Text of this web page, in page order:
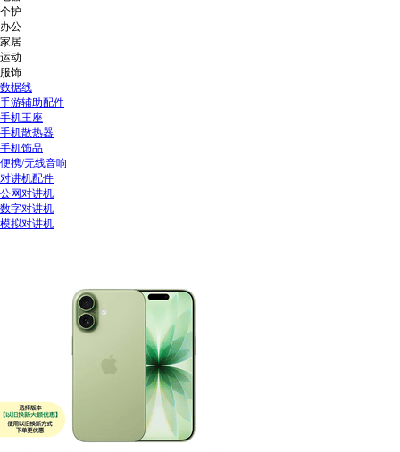
个护
办公
家居
运动
服饰
数据线
手游辅助配件
手机王座
手机散热器
手机饰品
便携/无线音响
对讲机配件
公网对讲机
数字对讲机
模拟对讲机